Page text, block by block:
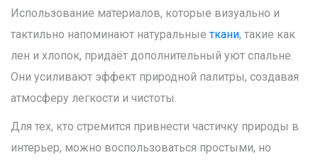
Использование материалов, которые визуально и
тактильно напоминают натуральныеткани, такие как
лен и хлопок, придаёт дополнительный уют спальне.
Они усиливают эффект природной палитры, создавая
атмосферу легкости и чистоты.
Для тех, кто стремится привнести частичку природы в
интерьер, можно воспользоваться простыми, но